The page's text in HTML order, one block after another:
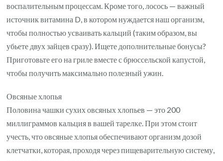
воспалительным процессам. Кроме того, лосось — важный
источник витамина D, в котором нуждается наш организм,
чтобы полностью усваивать кальций (таким образом, вы
убьете двух зайцев сразу). Ищете дополнительные бонусы?
Приготовьте его на гриле вместе с брюссельской капустой,
чтобы получить максимально полезный ужин.
Овсяные хлопья
Половина чашки сухих овсяных хлопьев — это 200
миллиграммов кальция в вашей тарелке. При этом стоит
учесть, что овсяные хлопья обеспечивают организм дозой
клетчатки, которая, проходя через пищеварительную систему,